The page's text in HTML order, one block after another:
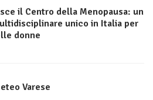
il Centro della Menopausa: un
unico in Italia per
donne
Varese